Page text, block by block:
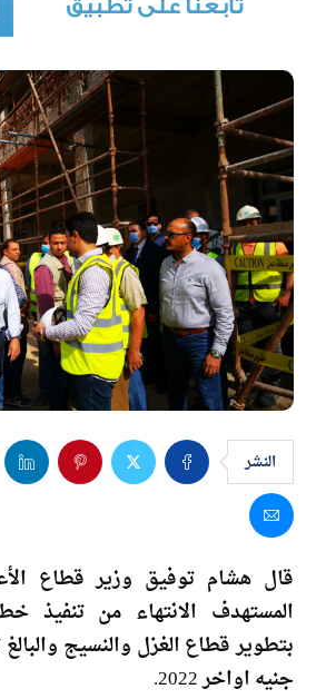
النشر
قال هشام توفيق وزير قطاع
المستهدف الانتهاء من تنفيذ
جنيه اواخر 2022.